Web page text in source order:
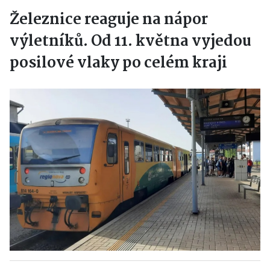
Železnice reaguje na nápor
výletníků. Od 11. května vyjedou
posilové vlaky po celém kraji